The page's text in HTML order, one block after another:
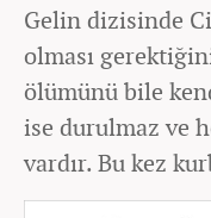
Gelin dizisinde
olması
ölümünü bile
ise durulmaz ve
vardır. Bu kez